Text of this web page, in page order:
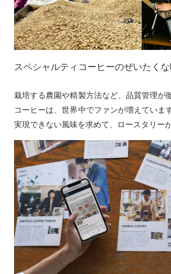
スペシャルティコーヒーのぜいたく
栽培する農園や精製方法など、品質管理が
コーヒーは、世界中でファンが増えていま
実現できない風味を求めて、ロースタリー